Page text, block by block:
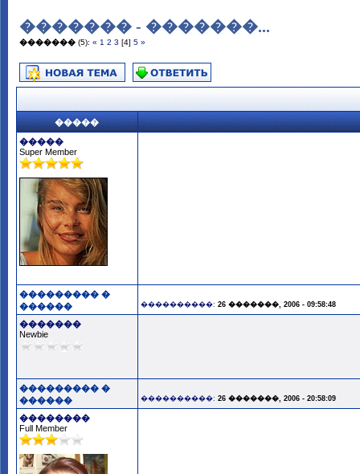
������� - �������...
������� (5): « 1 2 3 [4] 5 »
�����
�����
Super Member
��������� �
������
����������: 26 �������, 2006 - 09:58:48
�������
Newbie
��������� �
������
����������: 26 �������, 2006 - 20:58:09
��������
Full Member